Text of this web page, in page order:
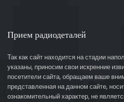
Прием радиодеталей
Так как сайт находится на стадии
указаны, приносим свои искренние
посетители сайта, обращаем ваше
представленная на данном сайте,
ознакомительный характер, не